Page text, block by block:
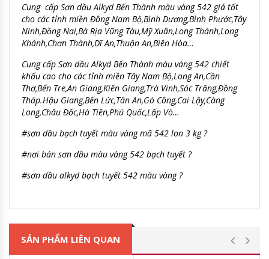
Cung cấp Sơn dầu Alkyd Bến Thành màu vàng 542 giá tốt
cho các tỉnh miền Đông Nam Bộ,Bình Dương,Bình Phước,Tây
Ninh,Đồng Nai,Bà Rịa Vũng Tàu,Mỹ Xuân,Long Thành,Long
Khánh,Chơn Thành,Dĩ An,Thuận An,Biên Hòa…
Cung cấp Sơn dầu Alkyd Bến Thành màu vàng 542 chiết
khấu cao cho các tỉnh miền Tây Nam Bộ,Long An,Cần
Thơ,Bến Tre,An Giang,Kiên Giang,Trà Vinh,Sóc Trăng,Đồng
Tháp.Hậu Giang,Bến Lức,Tân An,Gò Công,Cai Lậy,Càng
Long,Châu Đốc,Hà Tiên,Phú Quốc,Lấp Vò…
#sơn dầu bạch tuyết màu vàng mã 542 lon 3 kg ?
#nơi bán sơn dầu màu vàng 542 bạch tuyết ?
#sơn dầu alkyd bạch tuyết 542 màu vàng ?
SẢN PHẨM LIÊN QUAN